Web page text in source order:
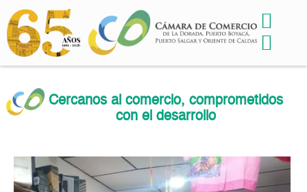
Cercanos al comercio, comprometidos
con el desarrollo